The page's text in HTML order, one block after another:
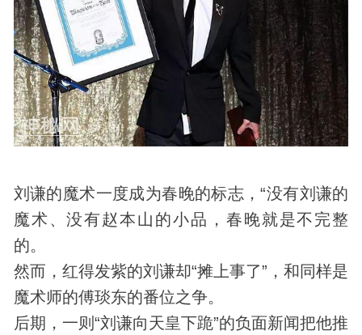
刘谦的魔术一度成为春晚的标志，“没有刘谦的
魔术、没有赵本山的小品，春晚就是不完整
的。
然而，红得发紫的刘谦却“摊上事了”，和同样是
魔术师的傅琰东的番位之争。
后期，一则“刘谦向天皇下跪”的负面新闻把他推